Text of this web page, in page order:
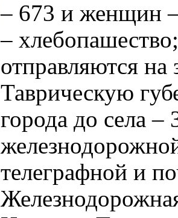
– 673 и женщин –
–
отправляются
Таврическую
города до села
телеграфной и